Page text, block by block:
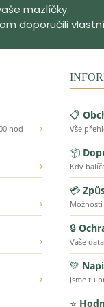
hod
›
›
›
›
›
📋
Vše
📦
Kdy
💳
🔒
Vaše
💚
Jsme tu
⭐